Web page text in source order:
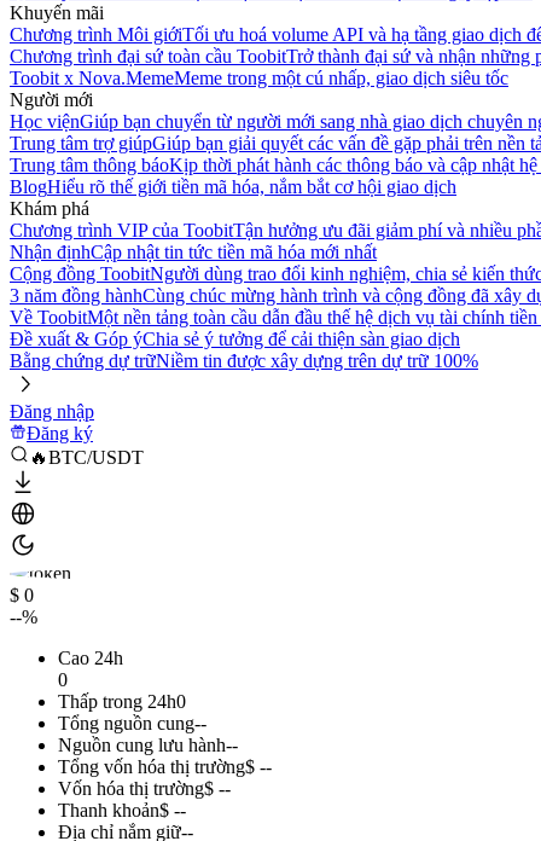
Khuyến mãi
Chương trình Môi giớiTối ưu hoá volume API và hạ tầng giao dịch
Chương trình đại sứ toàn cầu ToobitTrở thành đại sứ và nhận những
Toobit x Nova.MemeMeme trong một cú nhấp, giao dịch siêu tốc
Người mới
Học việnGiúp bạn chuyển từ người mới sang nhà giao dịch chuyên
Trung tâm trợ giúpGiúp bạn giải quyết các vấn đề gặp phải trên nền
Trung tâm thông báoKịp thời phát hành các thông báo và cập nhật
BlogHiểu rõ thế giới tiền mã hóa, nắm bắt cơ hội giao dịch
Khám phá
Chương trình VIP của ToobitTận hưởng ưu đãi giảm phí và nhiều
Nhận địnhCập nhật tin tức tiền mã hóa mới nhất
Cộng đồng ToobitNgười dùng trao đổi kinh nghiệm, chia sẻ kiến
3 năm đồng hànhCùng chúc mừng hành trình và cộng đồng đã xây
Về ToobitMột nền tảng toàn cầu dẫn đầu thế hệ dịch vụ tài chính
Đề xuất & Góp ýChia sẻ ý tưởng để cải thiện sàn giao dịch
Bằng chứng dự trữNiềm tin được xây dựng trên dự trữ 100%
Đăng nhập
Đăng ký
🔥BTC/USDT
$ 0
--%
Cao 24h
0
Thấp trong 24h0
Tổng nguồn cung--
Nguồn cung lưu hành--
Tổng vốn hóa thị trường$ --
Vốn hóa thị trường$ --
Thanh khoản$ --
Địa chỉ nắm giữ--